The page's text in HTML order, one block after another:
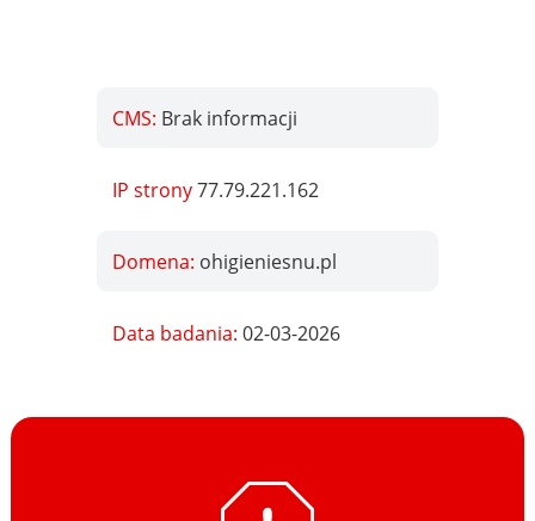
CMS: Brak informacji
IP strony77.79.221.162
Domena: ohigieniesnu.pl
Data badania:02-03-2026